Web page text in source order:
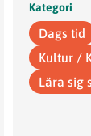
Kategori
Dags tid
Kultur /
Lära sig